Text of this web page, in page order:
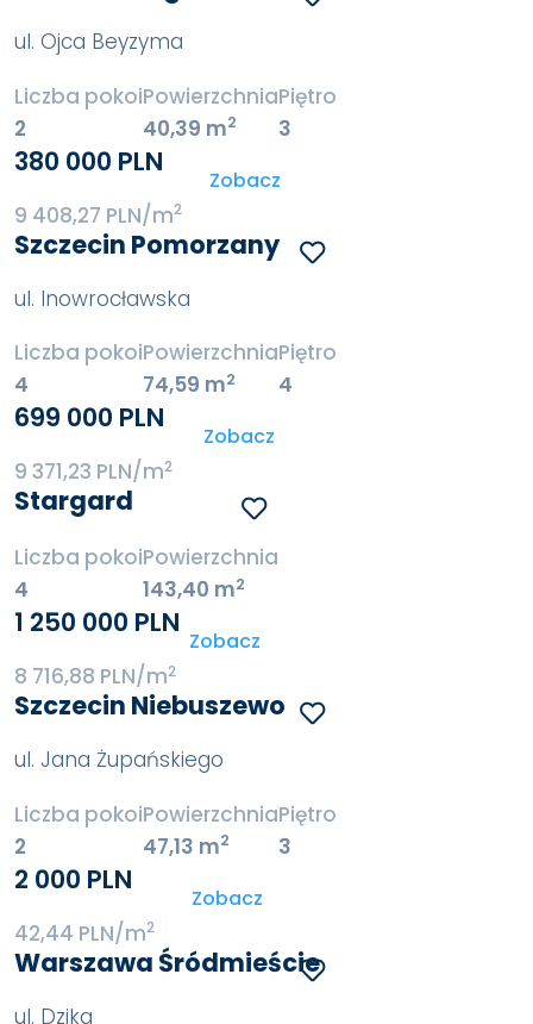
ul. Ojca Beyzyma
Liczba pokoi
2
Powierzchnia
40,39 m2
Piętro
3
380 000 PLN
9 408,27 PLN/m2
Zobacz
Szczecin Pomorzany
ul. Inowrocławska
Liczba pokoi
4
Powierzchnia
74,59 m2
Piętro
4
699 000 PLN
9 371,23 PLN/m2
Zobacz
Stargard
Liczba pokoi
4
Powierzchnia
143,40 m2
1 250 000 PLN
8 716,88 PLN/m2
Zobacz
Szczecin Niebuszewo
ul. Jana Żupańskiego
Liczba pokoi
2
Powierzchnia
47,13 m2
Piętro
3
2 000 PLN
42,44 PLN/m2
Zobacz
Warszawa Śródmieście
ul. Dzika